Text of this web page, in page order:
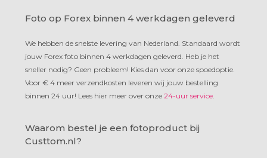
Foto op Forex binnen 4 werkdagen geleverd
We hebben de snelste levering van Nederland. Standaard wordt
jouw Forex foto binnen 4 werkdagen geleverd. Heb je het
sneller nodig? Geen probleem! Kies dan voor onze spoedoptie.
Voor € 4 meer verzendkosten leveren wij jouw bestelling
binnen 24 uur! Lees hier meer over onze 24-uur service.
Waarom bestel je een fotoproduct bij
Custtom.nl?